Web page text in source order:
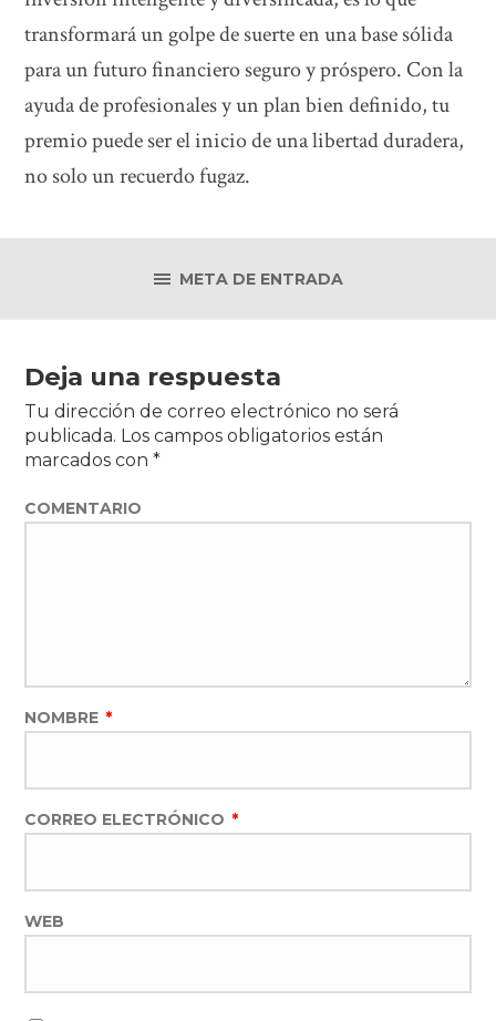
transformará un golpe de suerte en una base sólida
para un futuro financiero seguro y próspero. Con la
ayuda de profesionales y un plan bien definido, tu
premio puede ser el inicio de una libertad duradera,
no solo un recuerdo fugaz.
META DE ENTRADA
Deja una respuesta
Tu dirección de correo electrónico no será
publicada. Los campos obligatorios están
marcados con*
COMENTARIO
NOMBRE *
CORREO ELECTRÓNICO *
WEB